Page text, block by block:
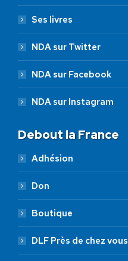
Ses livres
NDA sur Twitter
NDA sur Facebook
NDA sur Instagram
Debout la France
Adhésion
Don
Boutique
DLF Près de chez vous